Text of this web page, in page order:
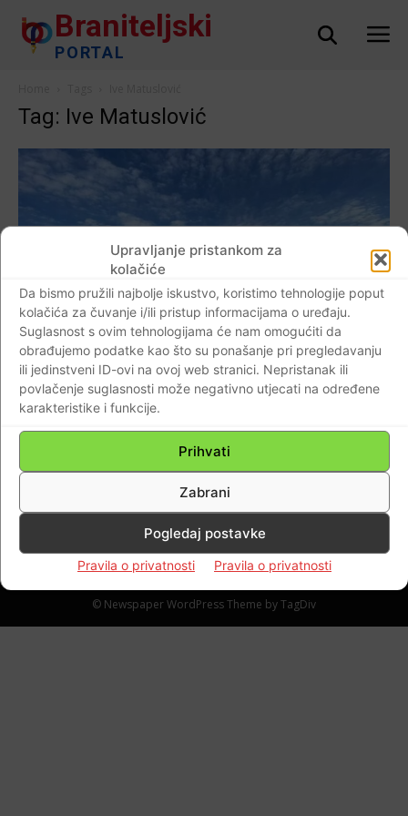
Upravljanje pristankom za
kolačiće
Da bismo pružili najbolje iskustvo, koristimo tehnologije poput
kolačića za čuvanje i/ili pristup informacijama o uređaju.
Suglasnost s ovim tehnologijama će nam omogućiti da
obrađujemo podatke kao što su ponašanje pri pregledavanju
ili jedinstveni ID-ovi na ovoj web stranici. Nepristanak ili
povlačenje suglasnosti može negativno utjecati na određene
karakteristike i funkcije.
Prihvati
Zabrani
Pogledaj postavke
Pravila o privatnosti Pravila o privatnosti
Braniteljski
PORTAL
Tag: Ive Matuslović
Svjedoci vremena
FOTO-VIDEO Danas je obilježena 29.
obljetnica junačke obrane Novigrada i
Paljuva, mjesta koja su oslobođena u VRO
Braniteljski portal
Impressum Kontaktirajte nas Pravila o privatnosti
© Newspaper WordPress Theme by TagDiv